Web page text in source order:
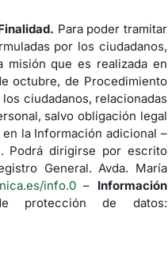
Para poder tramitar
por los ciudadanos,
misión que es realizada en
octubre, de Procedimiento
ciudadanos, relacionadas
salvo obligación legal
la Información adicional –
Podrá dirigirse por escrito
General. Avda. María
info.0– Información
protección de datos: